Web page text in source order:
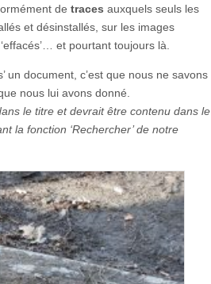
de traces auxquels seuls les
et désinstallés, sur les images
et pourtant toujours là.
un document, c’est que nous ne savons
nous lui avons donné.
le titre et devrait être contenu dans le
la fonction ‘Rechercher’ de notre